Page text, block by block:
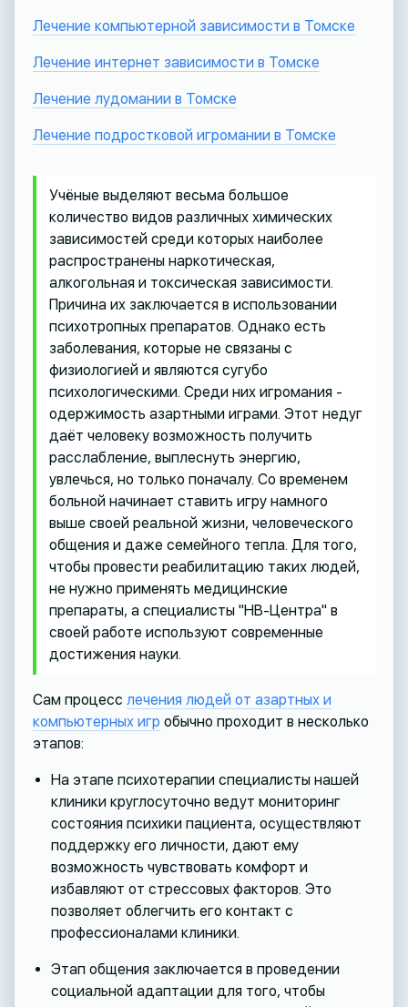
Учёные выделяют весьма большое
количество видов различных химических
зависимостей среди которых наиболее
распространены наркотическая,
алкогольная и токсическая зависимости.
Причина их заключается в использовании
психотропных препаратов. Однако есть
заболевания, которые не связаны с
физиологией и являются сугубо
психологическими. Среди них игромания -
одержимость азартными играми. Этот недуг
даёт человеку возможность получить
расслабление, выплеснуть энергию,
увлечься, но только поначалу. Со временем
больной начинает ставить игру намного
выше своей реальной жизни, человеческого
общения и даже семейного тепла. Для того,
чтобы провести реабилитацию таких людей,
не нужно применять медицинские
препараты, а специалисты "НВ-Центра" в
своей работе используют современные
достижения науки.
Сам процесс лечения людей от азартных и
компьютерных игр обычно проходит в несколько
этапов:
На этапе психотерапии специалисты нашей
клиники круглосуточно ведут мониторинг
состояния психики пациента, осуществляют
поддержку его личности, дают ему
возможность чувствовать комфорт и
избавляют от стрессовых факторов. Это
позволяет облегчить его контакт с
профессионалами клиники.
Этап общения заключается в проведении
социальной адаптации для того, чтобы
Лечение компьютерной зависимости в Томске
Лечение интернет зависимости в Томске
Лечение лудомании в Томске
Лечение подростковой игромании в Томске